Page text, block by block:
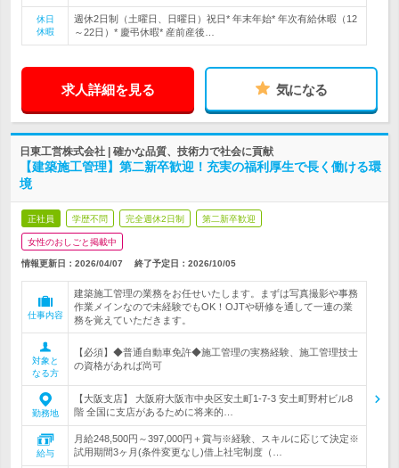
休日
休暇
週休2日制（土曜日、日曜日）祝日* 年末年始* 年次有給休暇（12
～22日）* 慶弔休暇* 産前産後…
求人詳細を見る 気になる
日東工営株式会社 | 確かな品質、技術力で社会に貢献
【建築施工管理】第二新卒歓迎！充実の福利厚生で長く働ける環
境
正社員 学歴不問 完全週休2日制 第二新卒歓迎
女性のおしごと掲載中
情報更新日：2026/04/07 終了予定日： 2026/10/05
仕事内容
建築施工管理の業務をお任せいたします。まずは写真撮影や事務
作業メインなので未経験でもOK！OJTや研修を通して一連の業
務を覚えていただきます。
対象と
なる方
【必須】◆普通自動車免許◆施工管理の実務経験、施工管理技士
の資格があれば尚可
勤務地
【大阪支店】 大阪府大阪市中央区安土町1-7-3 安土町野村ビル8
階 全国に支店があるために将来的…
給与
月給248,500円～397,000円＋賞与※経験、スキルに応じて決定※
試用期間3ヶ月(条件変更なし)借上社宅制度（…